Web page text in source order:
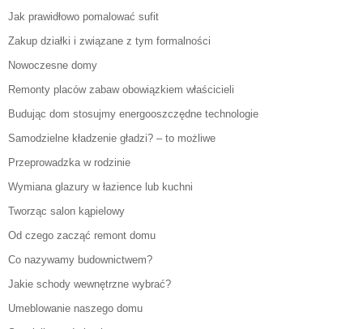
Jak prawidłowo pomalować sufit
Zakup działki i związane z tym formalności
Nowoczesne domy
Remonty placów zabaw obowiązkiem właścicieli
Budując dom stosujmy energooszczędne technologie
Samodzielne kładzenie gładzi? – to możliwe
Przeprowadzka w rodzinie
Wymiana glazury w łazience lub kuchni
Tworząc salon kąpielowy
Od czego zacząć remont domu
Co nazywamy budownictwem?
Jakie schody wewnętrzne wybrać?
Umeblowanie naszego domu